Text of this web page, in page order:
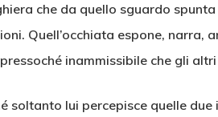
che da quello sguardo
Quell’occhiata espone, narra,
inammissibile che gli
soltanto lui percepisce quelle